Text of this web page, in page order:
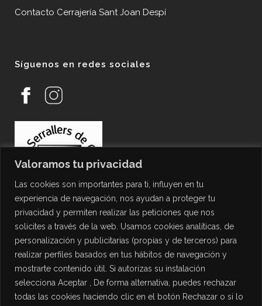
Valoramos tu privacidad
Las cookies son importantes para ti, influyen en tu
experiencia de navegación, nos ayudan a proteger tu
privacidad y permiten realizar las peticiones que nos
solicites a través de la web. Usamos cookies analíticas, de
personalización y publicitarias (propias y de terceros) para
realizar perfiles basados en tus hábitos de navegación y
mostrarte contenido útil. Si autorizas su instalación
selecciona Aceptar , De forma alternativa, puedes rechazar
todas las cookies haciendo clic en el botón Rechazar o si lo
Contacto Cerrajería Sant Joan Despí
Síguenos en redes sociales
PROTECCIÓN DE DATOS
Política de Privacidad
Política de Cookies
Aviso Legal